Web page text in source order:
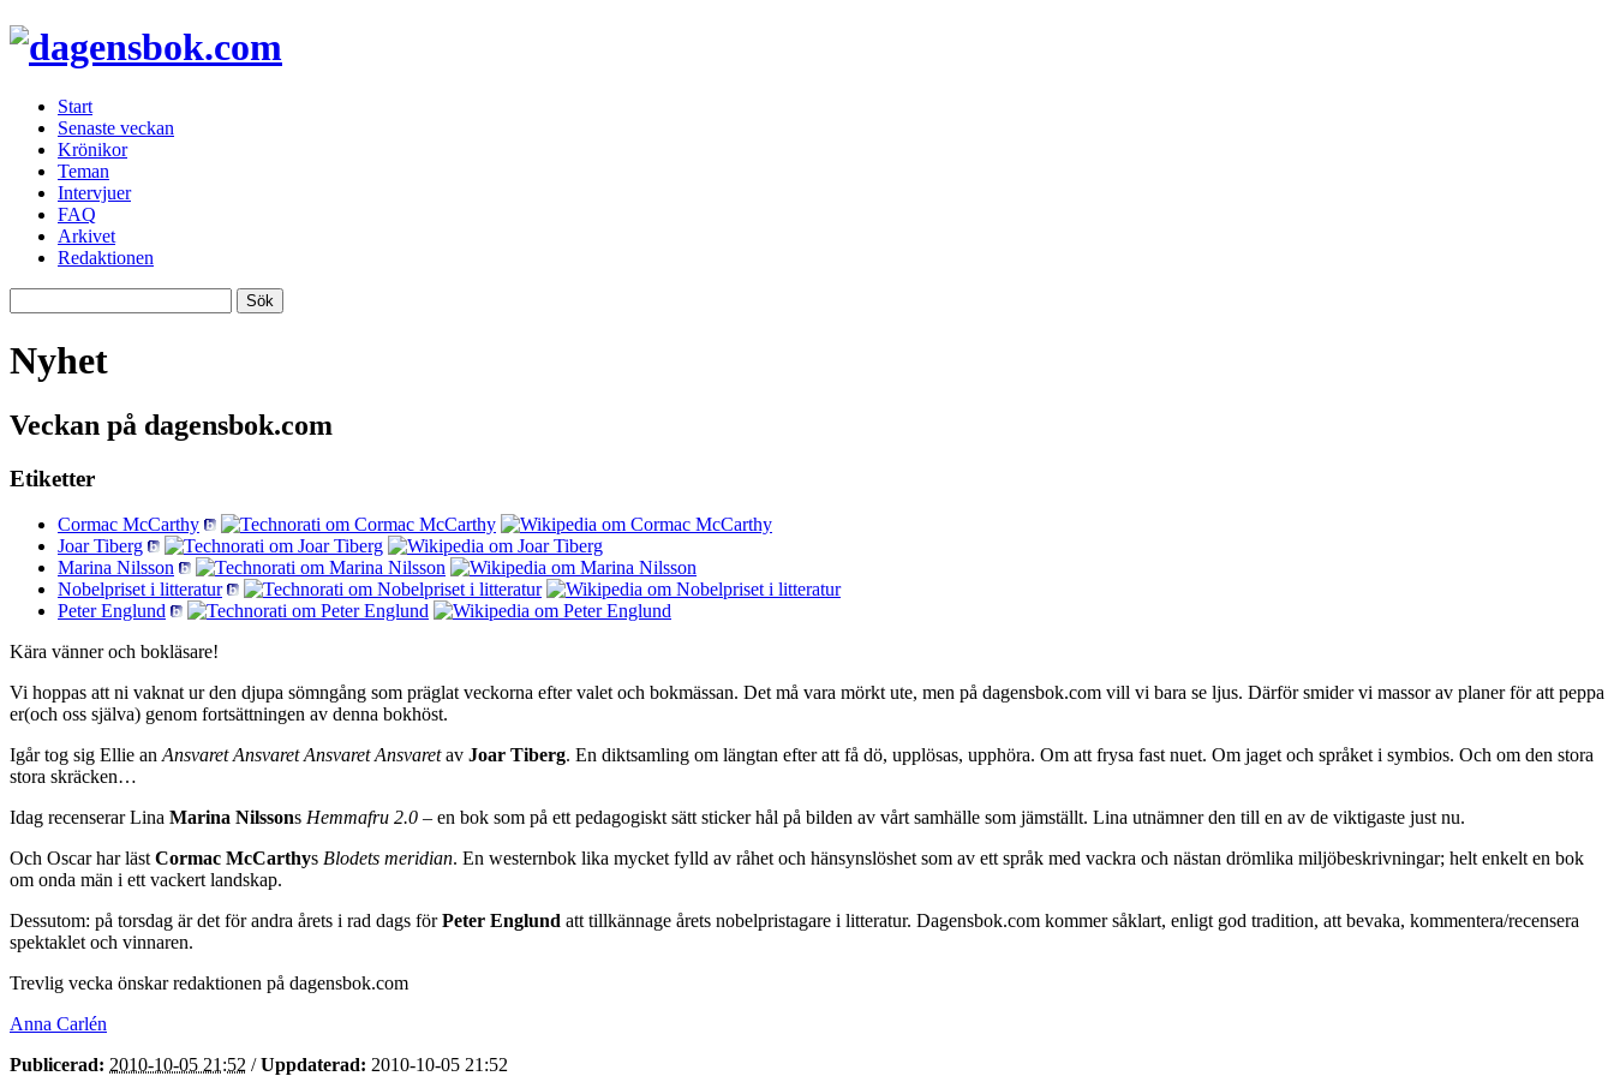
Start
Senaste veckan
Krönikor
Teman
Intervjuer
FAQ
Arkivet
Redaktionen
Nyhet
Veckan på dagensbok.com
Etiketter
Cormac McCarthy
Joar Tiberg
Marina Nilsson
Nobelpriset i litteratur
Peter Englund
Kära vänner och bokläsare!
Vi hoppas att ni vaknat ur den djupa sömngång som präglat veckorna efter valet och bokmässan. Det må vara mörkt ute, men på dagensbok.com vill vi bara se ljus. Därför smider vi massor av planer för att peppa
er(och oss själva) genom fortsättningen av denna bokhöst.
Igår tog sig Ellie an Ansvaret Ansvaret Ansvaret Ansvaretav Joar Tiberg. En diktsamling om längtan efter att få dö, upplösas, upphöra. Om att frysa fast nuet. Om jaget och språket i symbios. Och om den stora
stora skräcken…
Idag recenserar Lina Marina Nilssons Hemmafru 2.0 – en bok som på ett pedagogiskt sätt sticker hål på bilden av vårt samhälle som jämställt. Lina utnämner den till en av de viktigaste just nu.
Och Oscar har läst Cormac McCarthys Blodets meridian. En westernbok lika mycket fylld av råhet och hänsynslöshet som av ett språk med vackra och nästan drömlika miljöbeskrivningar; helt enkelt en bok
om onda män i ett vackert landskap.
Dessutom: på torsdag är det för andra årets i rad dags förPeter Englund att tillkännage årets nobelpristagare i litteratur. Dagensbok.com kommer såklart, enligt god tradition, att bevaka, kommentera/recensera
spektaklet och vinnaren.
Trevlig vecka önskar redaktionen på dagensbok.com
Anna Carlén
Publicerad: 2010-10-05 21:52 /Uppdaterad: 2010-10-05 21:52